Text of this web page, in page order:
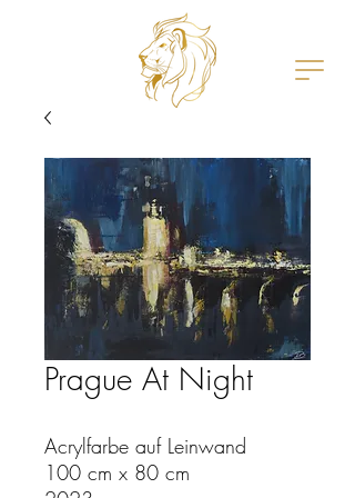
Prague At Night
Acrylfarbe auf Leinwand
100 cm x 80 cm